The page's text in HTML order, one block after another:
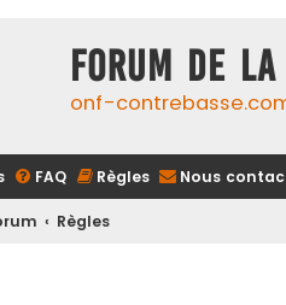
FORUM DE
onf-
FAQ Règles Nous
Règles